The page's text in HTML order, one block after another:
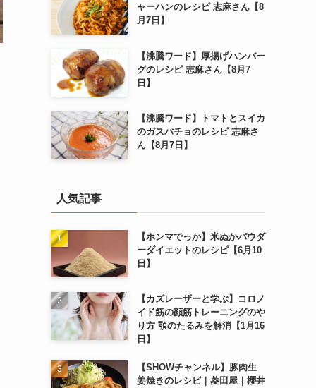
ャーハンのレシピ 志麻さん【8
月7日】
【沸騰ワード】厚揚げハンバー
グのレシピ 志麻さん【8月7
日】
【沸騰ワード】トマトとスイカ
のガスパチョのレシピ 志麻さ
ん【8月7日】
人気記事
【ホンマでっか】米ぬかパウダ
ーダイエットのレシピ【6月10
日】
【カズレーザーと学ぶ】コロノ
イド筋の顔筋トレーニングのや
り方 顎のたるみを解消【1月16
日】
【SHOWチャンネル】豚肉生
姜焼きのレシピ｜菱田屋｜櫻井